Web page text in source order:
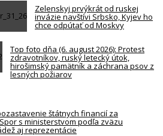
Zelenskyj prvýkrát od ruskej
invázie navštívi Srbsko, Kyjev ho
chce odpútať od Moskvy
Top foto dňa (6. august 2026): Protest
zdravotníkov, ruský letecký útok,
hirošimský pamätník a záchrana psov z
lesných požiarov
štátnych financií za
s ministerstvom podľa zväzu
aj reprezentácie